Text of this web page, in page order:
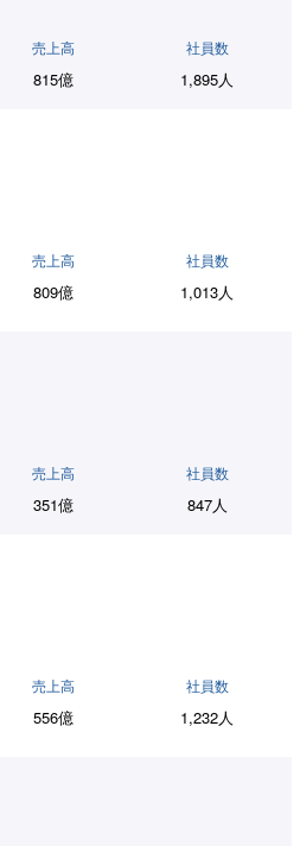
売上高
815億
社員数
1,895人
売上高
809億
社員数
1,013人
売上高
351億
社員数
847人
売上高
556億
社員数
1,232人